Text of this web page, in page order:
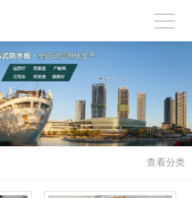
查看分类